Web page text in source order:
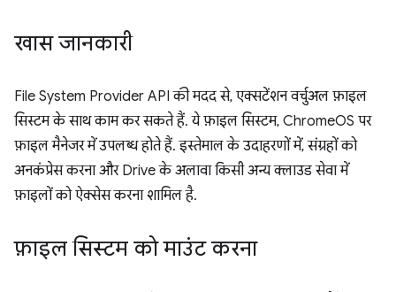
खास जानकारी
File System Provider API की मदद से, एक्सटेंशन वर्चुअल फ़ाइल
सिस्टम के साथ काम कर सकते हैं. ये फ़ाइल सिस्टम, ChromeOS पर
फ़ाइल मैनेजर में उपलब्ध होते हैं. इस्तेमाल के उदाहरणों में, संग्रहों को
अनकंप्रेस करना और Drive के अलावा किसी अन्य क्लाउड सेवा में
फ़ाइलों को ऐक्सेस करना शामिल है.
फ़ाइल सिस्टम को माउंट करना